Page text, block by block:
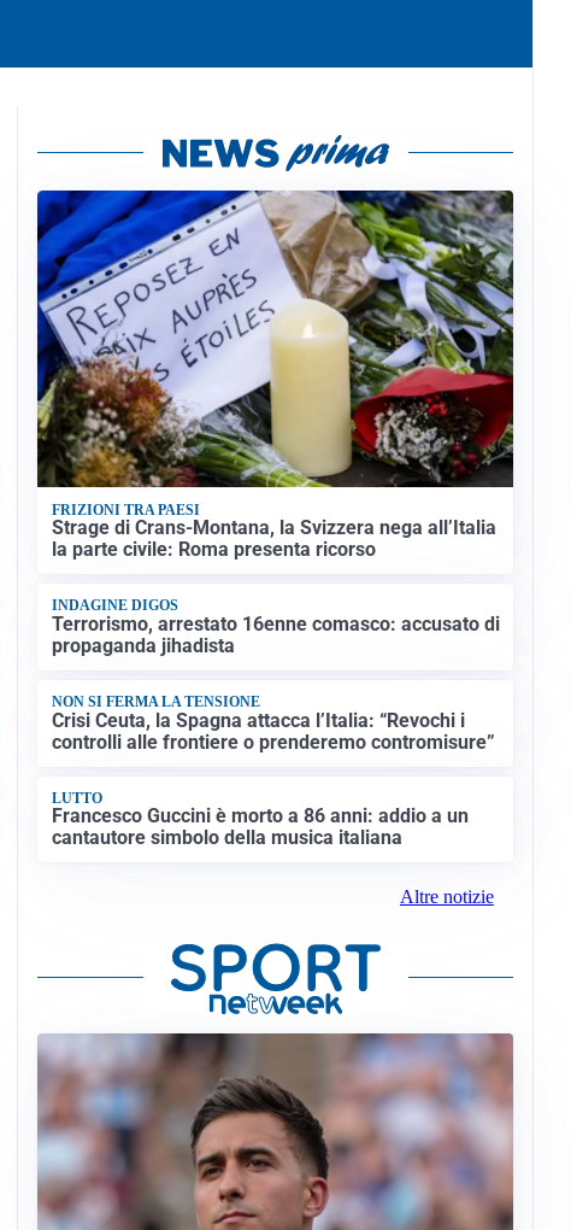
FRIZIONI TRA PAESI
Strage di Crans-Montana, la Svizzera nega all’Italia
la parte civile: Roma presenta ricorso
INDAGINE DIGOS
Terrorismo, arrestato 16enne comasco: accusato di
propaganda jihadista
NON SI FERMA LA TENSIONE
Crisi Ceuta, la Spagna attacca l’Italia: “Revochi i
controlli alle frontiere o prenderemo contromisure”
LUTTO
Francesco Guccini è morto a 86 anni: addio a un
cantautore simbolo della musica italiana
Altre notizie